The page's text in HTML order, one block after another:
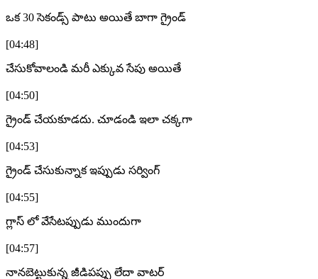
ఒక 30 సెకండ్స్ పాటు అయితే బాగా గ్రైండ్
[04:48]
చేసుకోవాలండి మరీ ఎక్కువ సేపు అయితే
[04:50]
గ్రైండ్ చేయకూడదు. చూడండి ఇలా చక్కగా
[04:53]
గ్రైండ్ చేసుకున్నాక ఇప్పుడు సర్వింగ్
[04:55]
గ్లాస్ లో వేసేటప్పుడు ముందుగా
[04:57]
నానబెట్టుకున్న జీడిపప్పు లేదా వాటర్